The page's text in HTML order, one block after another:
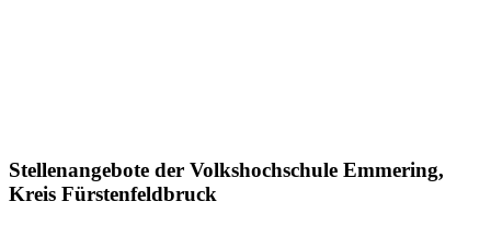
Stellenangebote der Volkshochschule Emmering,
Kreis Fürstenfeldbruck